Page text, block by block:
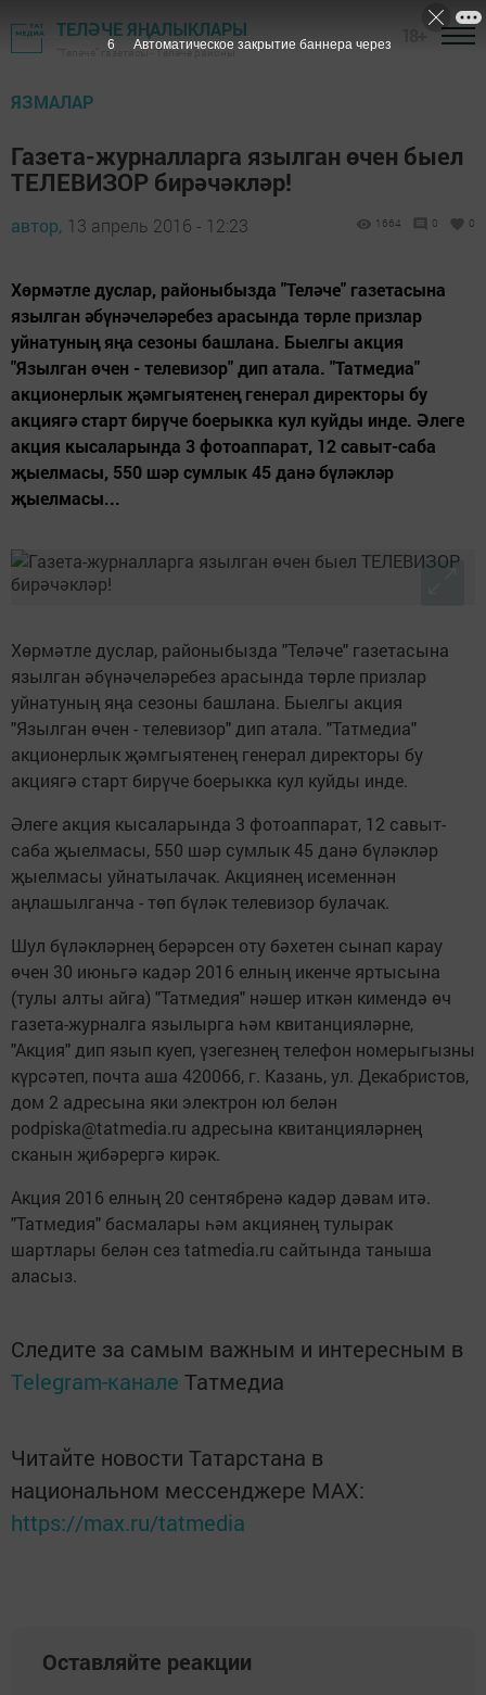
ТЕЛӘЧЕ ЯҢАЛЫКЛАРЫ
"Теләче" газетасы - Теләче районы
ЯЗМАЛАР
Газета-журналларга язылган өчен быел
ТЕЛЕВИЗОР бирәчәкләр!
автор, 13 апрель 2016 - 12:23 1664 0 0
Хөрмәтле дуслар, районыбызда "Теләче" газетасына
язылган әбүнәчеләребез арасында төрле призлар
уйнатуның яңа сезоны башлана. Быелгы акция
"Язылган өчен - телевизор" дип атала. "Татмедиа"
акционерлык җәмгыятенең генерал директоры бу
акциягә старт бирүче боерыкка кул куйды инде. Әлеге
акция кысаларында 3 фотоаппарат, 12 савыт-саба
җыелмасы, 550 шәр сумлык 45 данә бүләкләр
җыелмасы...
Хөрмәтле дуслар, районыбызда "Теләче" газетасына
язылган әбүнәчеләребез арасында төрле призлар
уйнатуның яңа сезоны башлана. Быелгы акция
"Язылган өчен - телевизор" дип атала. "Татмедиа"
акционерлык җәмгыятенең генерал директоры бу
акциягә старт бирүче боерыкка кул куйды инде.
Әлеге акция кысаларында 3 фотоаппарат, 12 савыт-
саба җыелмасы, 550 шәр сумлык 45 данә бүләкләр
җыелмасы уйнатылачак. Акциянең исеменнән
аңлашылганча - төп бүләк телевизор булачак.
Шул бүләкләрнең берәрсен оту бәхетен сынап карау
өчен 30 июньгә кадәр 2016 елның икенче яртысына
(тулы алты айга) "Татмедия" нәшер иткән кимендә өч
газета-журналга язылырга һәм квитанцияләрне,
"Акция" дип язып куеп, үзегезнең телефон номерыгызны
күрсәтеп, почта аша 420066, г. Казань, ул. Декабристов,
дом 2 адресына яки электрон юл белән
podpiska@tatmedia.ru адресына квитанцияләрнең
сканын җибәрергә кирәк.
Акция 2016 елның 20 сентябренә кадәр дәвам итә.
"Татмедия" басмалары һәм акциянең тулырак
шартлары белән сез tatmedia.ru сайтында таныша
аласыз.
Следите за самым важным и интересным в
Telegram-канале Татмедиа
Читайте новости Татарстана в
национальном мессенджере MАХ:
https://max.ru/tatmedia
Оставляйте реакции
6 Автоматическое закрытие баннера через